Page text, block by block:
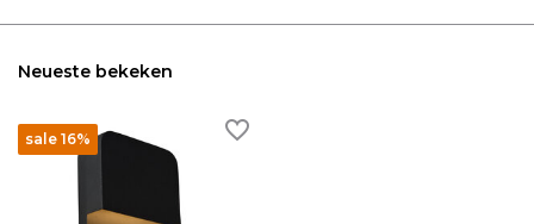
Neueste bekeken
sale 16%